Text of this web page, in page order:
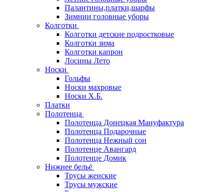
Палантины,платки,шарфы
Зимнии головные уборы
Колготки
Колготки детские подростковые
Колготки зима
Колготки капрон
Лосины Лето
Носки
Гольфы
Носки махровые
Носки Х.Б.
Платки
Полотенца
Полотенца Донецкая Мануфактура
Полотенца Подарочные
Полотенца Нежный сон
Полотенце Авангард
Полотенце Домик
Нижнее бельё
Трусы женские
Трусы мужские